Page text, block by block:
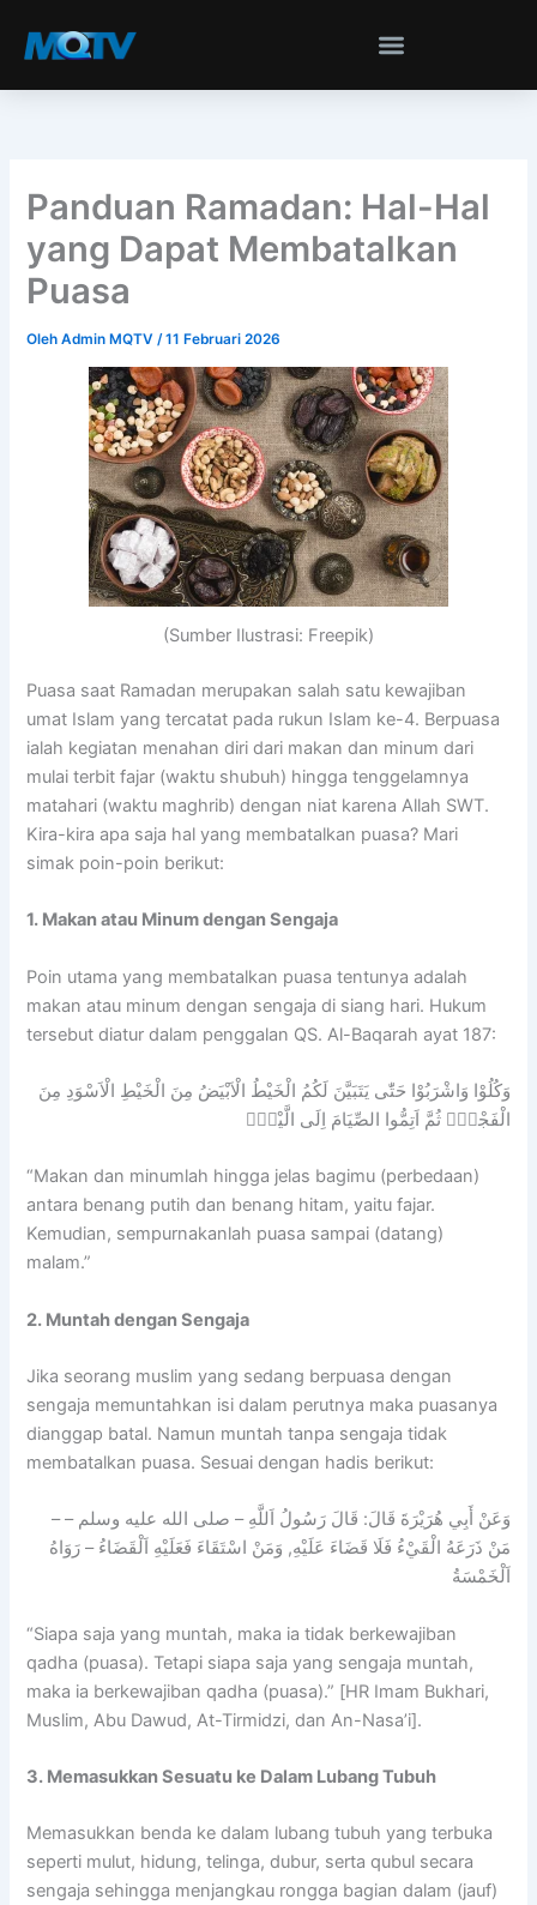
Panduan Ramadan: Hal-Hal
yang Dapat Membatalkan
Puasa
OlehAdmin MQTV /11 Februari 2026
(Sumber Ilustrasi: Freepik)
Puasa saat Ramadan merupakan salah satu kewajiban
umat Islam yang tercatat pada rukun Islam ke-4. Berpuasa
ialah kegiatan menahan diri dari makan dan minum dari
mulai terbit fajar (waktu shubuh) hingga tenggelamnya
matahari (waktu maghrib) dengan niat karena Allah SWT.
Kira-kira apa saja hal yang membatalkan puasa? Mari
simak poin-poin berikut:
1. Makan atau Minum dengan Sengaja
Poin utama yang membatalkan puasa tentunya adalah
makan atau minum dengan sengaja di siang hari. Hukum
tersebut diatur dalam penggalan QS. Al-Baqarah ayat 187:
وَكُلُوْا وَاشْرَبُوْا حَتّٰى يَتَبَيَّنَ لَكُمُ الْخَيْطُ الْاَبْيَضُ مِنَ الْخَيْطِ الْاَسْوَدِ مِنَ
الْفَجْرِۖ ثُمَّ اَتِمُّوا الصِّيَامَ اِلَى الَّيْلِۚ
“Makan dan minumlah hingga jelas bagimu (perbedaan)
antara benang putih dan benang hitam, yaitu fajar.
Kemudian, sempurnakanlah puasa sampai (datang)
malam.”
2. Muntah dengan Sengaja
Jika seorang muslim yang sedang berpuasa dengan
sengaja memuntahkan isi dalam perutnya maka puasanya
dianggap batal. Namun muntah tanpa sengaja tidak
membatalkan puasa. Sesuai dengan hadis berikut:
مَنْ ذَرَعَهُ الْقَيْءُ فَلَا قَضَاءَ عَلَيْهِ, وَمَنْ اسْتَقَاءَ فَعَلَيْهِ اَلْقَضَاءُ – رَوَاهُ
اَلْخَمْسَةُ
“Siapa saja yang muntah, maka ia tidak berkewajiban
qadha (puasa). Tetapi siapa saja yang sengaja muntah,
maka ia berkewajiban qadha (puasa).” [HR Imam Bukhari,
Muslim, Abu Dawud, At-Tirmidzi, dan An-Nasa’i].
3. Memasukkan Sesuatu ke Dalam Lubang Tubuh
Memasukkan benda ke dalam lubang tubuh yang terbuka
seperti mulut, hidung, telinga, dubur, serta qubul secara
sengaja sehingga menjangkau rongga bagian dalam (jauf)